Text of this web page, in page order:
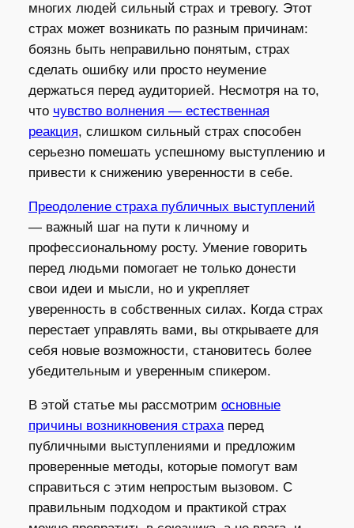
многих людей сильный страх и тревогу. Этот
страх может возникать по разным причинам:
боязнь быть неправильно понятым, страх
сделать ошибку или просто неумение
держаться перед аудиторией. Несмотря на то,
что чувство волнения — естественная
реакция, слишком сильный страх способен
серьезно помешать успешному выступлению и
привести к снижению уверенности в себе.
Преодоление страха публичных выступлений
— важный шаг на пути к личному и
профессиональному росту. Умение говорить
перед людьми помогает не только донести
свои идеи и мысли, но и укрепляет
уверенность в собственных силах. Когда страх
перестает управлять вами, вы открываете для
себя новые возможности, становитесь более
убедительным и уверенным спикером.
В этой статье мы рассмотрим основные
причины возникновения страхаперед
публичными выступлениями и предложим
проверенные методы, которые помогут вам
справиться с этим непростым вызовом. С
правильным подходом и практикой страх